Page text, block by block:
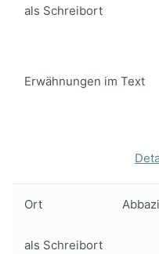
als Schreibort
Erwähnungen im Text
Ort
als Schreibort